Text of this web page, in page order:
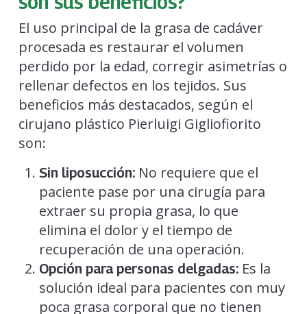
El uso principal de la grasa de cadáver
procesada es restaurar el volumen
perdido por la edad, corregir asimetrías o
rellenar defectos en los tejidos. Sus
beneficios más destacados, según el
cirujano plástico Pierluigi Gigliofiorito
son:
Sin liposucción:No requiere que el
paciente pase por una cirugía para
extraer su propia grasa, lo que
elimina el dolor y el tiempo de
recuperación de una operación.
Opción para personas delgadas:Es la
solución ideal para pacientes con muy
poca grasa corporal que no tienen